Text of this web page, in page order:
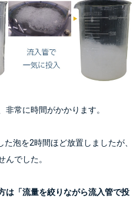
常に時間がかかります。
んでした。
は「流量を絞りながら流入管で投